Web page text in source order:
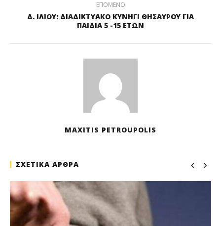
ΕΠΟΜΕΝΟ
Δ. ΙΛΙΟΥ: ΔΙΑΔΙΚΤΥΑΚΟ ΚΥΝΗΓΙ ΘΗΣΑΥΡΟΥ ΓΙΑ
ΠΑΙΔΙΑ 5 -15 ΕΤΩΝ
MAXITIS PETROUPOLIS
ΣΧΕΤΙΚΑ ΑΡΘΡΑ